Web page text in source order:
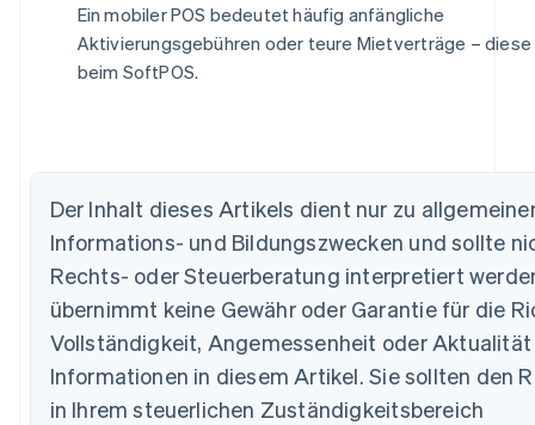
Ein mobiler POS bedeutet häufig anfängliche
Aktivierungsgebühren oder teure Mietverträge –
beim SoftPOS.
Der Inhalt dieses Artikels dient nur zu
Informations- und Bildungszwecken und sollte
Rechts- oder Steuerberatung interpretiert
übernimmt keine Gewähr oder Garantie für die
Vollständigkeit, Angemessenheit oder
Informationen in diesem Artikel. Sie sollten den
in Ihrem steuerlichen Zuständigkeitsbereich
Australien
English
PortuguêsEnglish
Bulgarien
English
Dänemark
English
Deutsch English
Estland
English
Festlandchina
简体中文English